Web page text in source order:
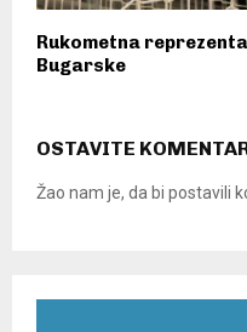
Rukometna
Bugarske
OSTAVITE
Žao nam je, da bi postavili